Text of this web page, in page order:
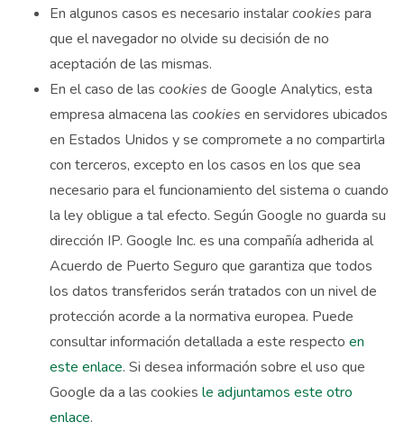
En algunos casos es necesario instalarcookies para
que el navegador no olvide su decisión de no
aceptación de las mismas.
En el caso de las cookies de Google Analytics, esta
empresa almacena las cookies en servidores ubicados
en Estados Unidos y se compromete a no compartirla
con terceros, excepto en los casos en los que sea
necesario para el funcionamiento del sistema o cuando
la ley obligue a tal efecto. Según Google no guarda su
dirección IP. Google Inc. es una compañía adherida al
Acuerdo de Puerto Seguro que garantiza que todos
los datos transferidos serán tratados con un nivel de
protección acorde a la normativa europea. Puede
consultar información detallada a este respecto en
este enlace. Si desea información sobre el uso que
Google da a las cookies le adjuntamos este otro
enlace.